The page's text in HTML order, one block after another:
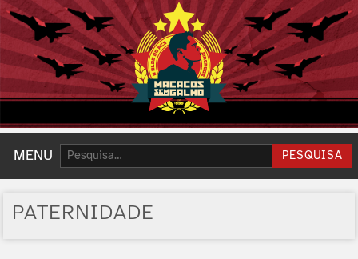
MENU Pesquisar: PESQUISA
PATERNIDADE